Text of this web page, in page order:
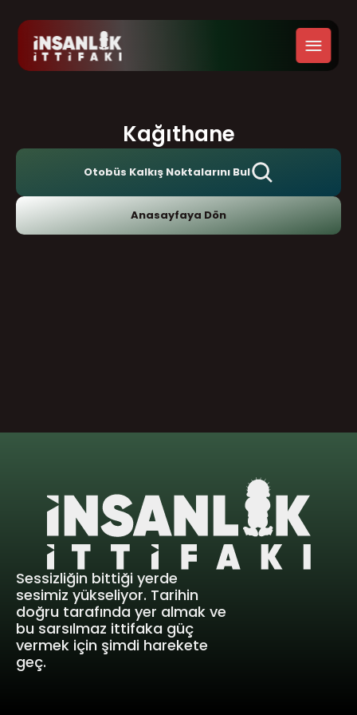
Kağıthane
Otobüs Kalkış Noktalarını Bul
Anasayfaya Dön
Sessizliğin bittiği yerde
sesimiz yükseliyor. Tarihin
doğru tarafında yer almak ve
bu sarsılmaz ittifaka güç
vermek için şimdi harekete
geç.